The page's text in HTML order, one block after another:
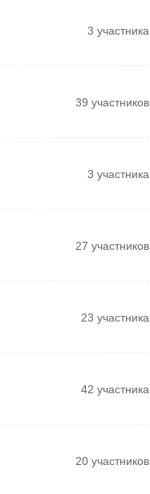
3 участника
39 участников
3 участника
27 участников
23 участника
42 участника
20 участников